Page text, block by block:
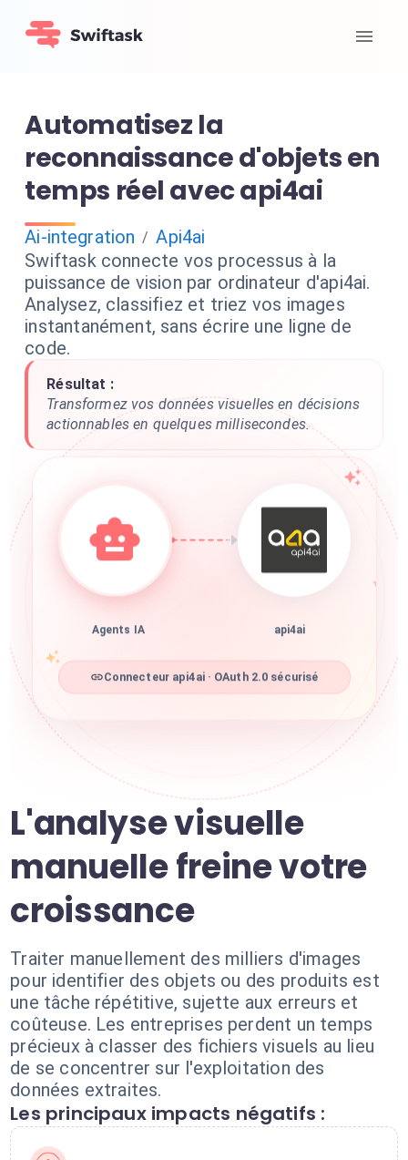
Automatisez la
reconnaissance d'objets en
temps réel avec api4ai
Ai-integration / Api4ai
Swiftask connecte vos processus à la
puissance de vision par ordinateur d'api4ai.
Analysez, classifiez et triez vos images
instantanément, sans écrire une ligne de
code.
Résultat :
Transformez vos données visuelles en décisions
actionnables en quelques millisecondes.
Agents IA api4ai
Connecteur api4ai · OAuth 2.0 sécurisé
L'analyse visuelle
manuelle freine votre
croissance
Traiter manuellement des milliers d'images
pour identifier des objets ou des produits est
une tâche répétitive, sujette aux erreurs et
coûteuse. Les entreprises perdent un temps
précieux à classer des fichiers visuels au lieu
de se concentrer sur l'exploitation des
données extraites.
Les principaux impacts négatifs :